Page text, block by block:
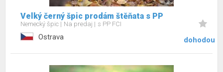
Velký černý špic prodám štěňata s PP
Nemecký špic Na predaj s PP FCI
Ostrava dohodou